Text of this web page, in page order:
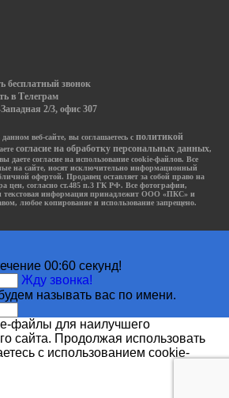
бесплатный звонок
в Телеграм
2/3, офис 307
веб-сайте, вы соглашаетесь с политикой
согласие на обработку персональных данных,
даете согласие на использование cookie-файлов. Все
на сайте, носят исключительно информационный
офертой. Продавец оставляет за собой право на
цен, согласно ст.485 п.3 ГК РФ. Все фотографии,
текстовая информация принадлежит ООО «ПКС» и
любое копирование и использование запрещено.
00:60 секунд!
Жду звонка!
называть вас по имени.
файлы для наилучшего
сайта. Продолжая использовать
с использованием cookie-